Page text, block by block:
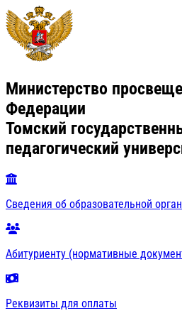
Министерство
Федерации
Томский
педагогический
Сведения об образовательной
Абитуриенту (нормативные
Реквизиты для оплаты